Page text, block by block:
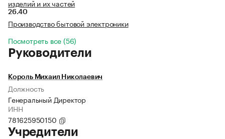
изделий и их частей
26.40
Производство бытовой электроники
Посмотреть все (56)
Руководители
Король Михаил Николаевич
Должность
Генеральный Директор
ИНН
781625950150
Учредители